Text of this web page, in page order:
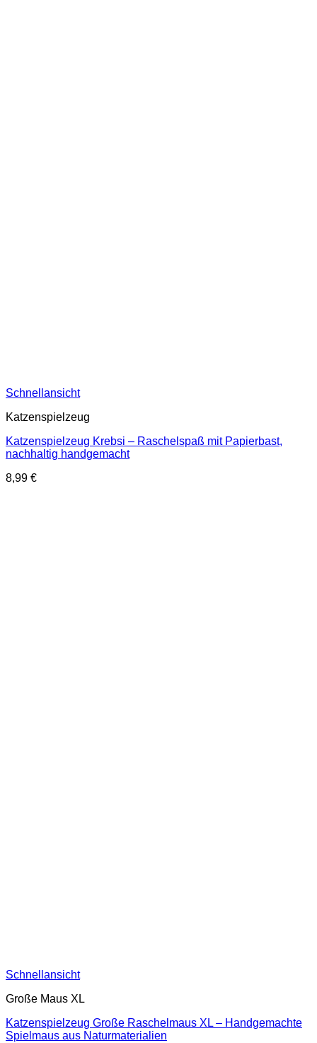
Schnellansicht
Katzenspielzeug
Katzenspielzeug Krebsi – Raschelspaß mit Papierbast,
nachhaltig handgemacht
8,99 €
Schnellansicht
Große Maus XL
Katzenspielzeug Große Raschelmaus XL – Handgemachte
Spielmaus aus Naturmaterialien